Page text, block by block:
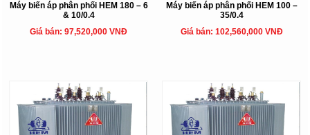
Máy biến áp phân phối HEM 180 – 6
& 10/0.4
Giá bán: 97,520,000 VNĐ
Máy biến áp phân phối HEM 100 –
35/0.4
Giá bán: 102,560,000 VNĐ